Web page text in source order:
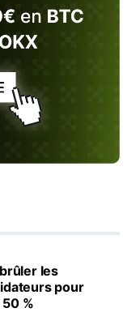
les
pour
%